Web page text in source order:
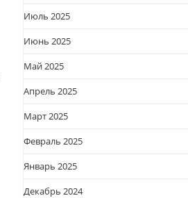
Июль 2025
Июнь 2025
Май 2025
Апрель 2025
Март 2025
Февраль 2025
Январь 2025
Декабрь 2024